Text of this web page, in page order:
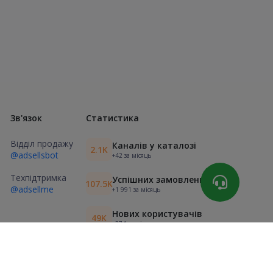
Зв'язок
Відділ продажу
@adsellsbot
Техпідтримка
@adsellme
Статистика
2.1K Каналів у каталозі
+42 за місяць
107.5KУспішних замовлень
+1 991 за місяць
49K Нових користувачів
+374 за місяць